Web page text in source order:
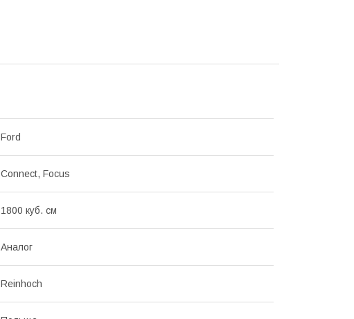
Ford
Connect, Focus
1800 куб. см
Аналог
Reinhoch